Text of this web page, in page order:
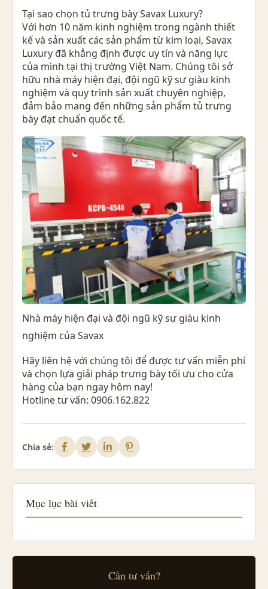
Tại sao chọn tủ trưng bày Savax Luxury?
Với hơn 10 năm kinh nghiệm trong ngành thiết
kế và sản xuất các sản phẩm từ kim loại, Savax
Luxury đã khẳng định được uy tín và năng lực
của mình tại thị trường Việt Nam. Chúng tôi sở
hữu nhà máy hiện đại, đội ngũ kỹ sư giàu kinh
nghiệm và quy trình sản xuất chuyên nghiệp,
đảm bảo mang đến những sản phẩm tủ trưng
bày đạt chuẩn quốc tế.
Nhà máy hiện đại và đội ngũ kỹ sư giàu kinh
nghiệm của Savax
Hãy liên hệ với chúng tôi để được tư vấn miễn phí
và chọn lựa giải pháp trưng bày tối ưu cho cửa
hàng của bạn ngay hôm nay!
Hotline tư vấn: 0906.162.822
Chia sẻ:
Mục lục bài viết
Cần tư vấn?